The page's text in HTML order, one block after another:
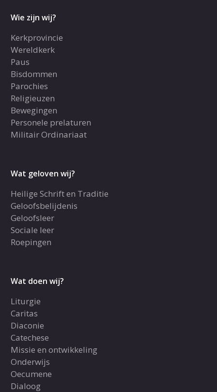
Wie zijn wij?
Kerkprovincie
Wereldkerk
Paus
Bisdommen
Parochies
Religieuzen
Bewegingen
Personele prelaturen
Militair Ordinariaat
Wat geloven wij?
Heilige Schrift en Traditie
Geloofsbelijdenis
Geloofsleer
Sociale leer
Roepingen
Wat doen wij?
Liturgie
Caritas
Diaconie
Catechese
Missie en ontwikkeling
Onderwijs
Oecumene
Dialoog